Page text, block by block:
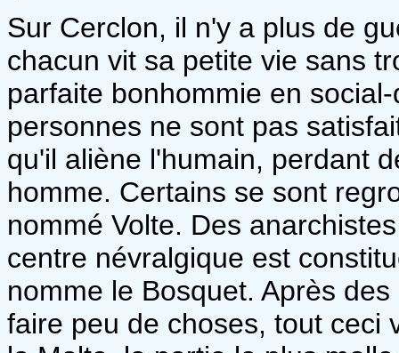
Sur Cerclon, il n'y a plus de
chacun vit sa petite vie sans
parfaite bonhommie en
personnes ne sont pas
qu'il aliène l'humain, perdant
homme. Certains se sont
nommé Volte. Des
centre névralgique est
nomme le Bosquet. Après
faire peu de choses, tout ceci